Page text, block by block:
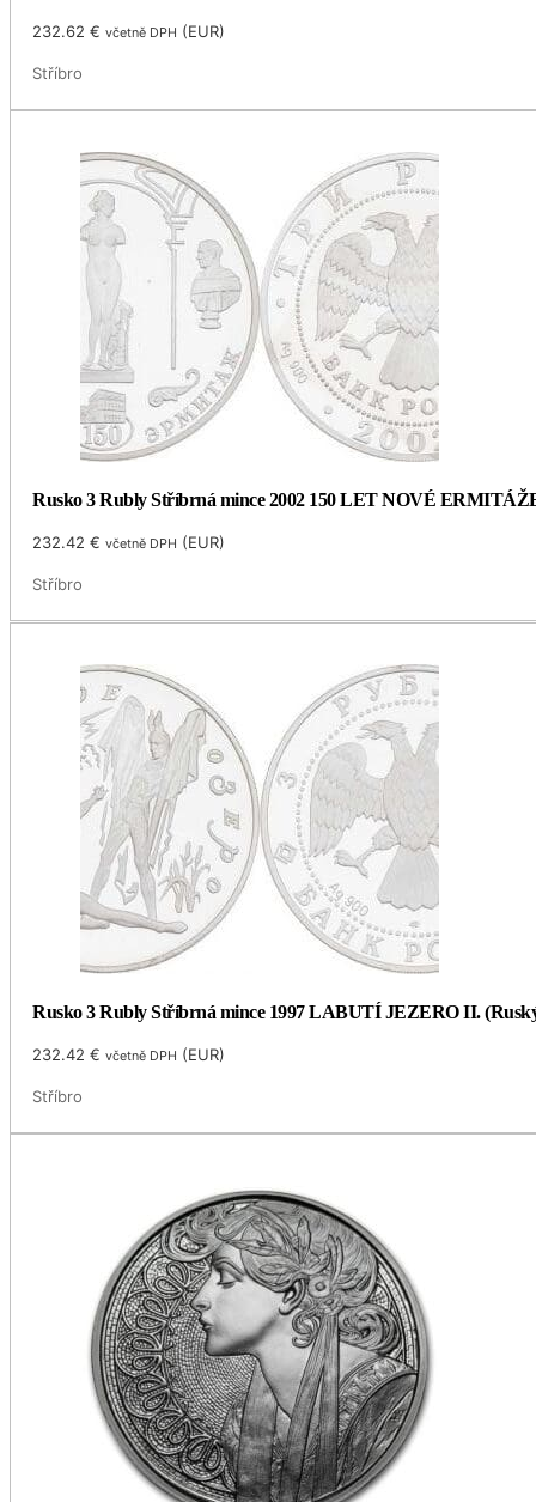
232.62€ včetně DPH (EUR)
Stříbro
Rusko 3 Rubly Stříbrná mince 2002 150 LET NOVÉ
232.42€ včetně DPH (EUR)
Stříbro
Rusko 3 Rubly Stříbrná mince 1997 LABUTÍ JEZERO II.
232.42€ včetně DPH (EUR)
Stříbro